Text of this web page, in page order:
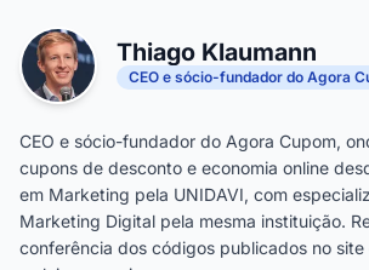
Thiago Klaumann
CEO e sócio-fundador do Agora
CEO e sócio-fundador do Agora Cupom,
cupons de desconto e economia online
em Marketing pela UNIDAVI, com
Marketing Digital pela mesma instituição.
conferência dos códigos publicados no